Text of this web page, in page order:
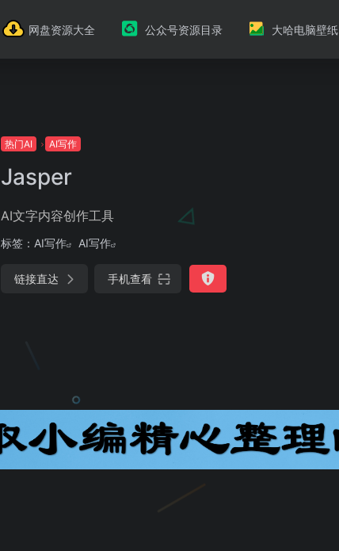
网盘资源大全 公众号资源目录 大哈电脑壁纸
热门AI AI写作
Jasper
AI文字内容创作工具
标签： AI写作 AI写作
链接直达 手机查看